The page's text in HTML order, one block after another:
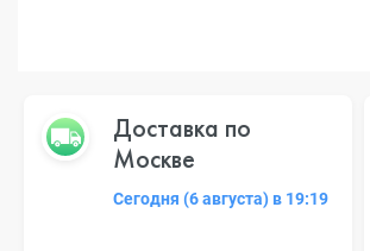
Доставка по
Москве
Сегодня (6 августа) в 19:19